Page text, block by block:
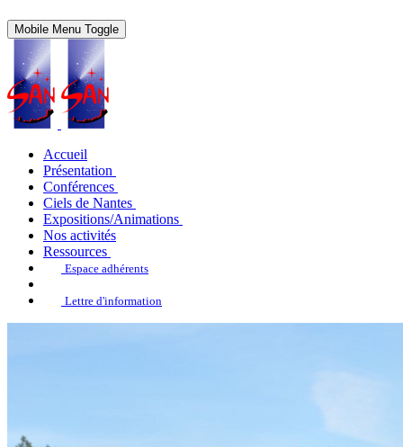
Mobile Menu Toggle
Accueil
Présentation
Conférences
Ciels de Nantes
Expositions/Animations
Nos activités
Ressources
Espace adhérents
Lettre d'information